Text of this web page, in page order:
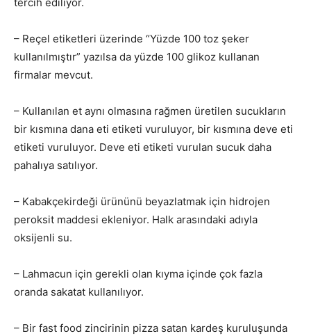
– Reçel etiketleri üzerinde “Yüzde 100 toz şeker
kullanılmıştır” yazılsa da yüzde 100 glikoz kullanan
firmalar mevcut.
– Kullanılan et aynı olmasına rağmen üretilen sucukların
bir kısmına dana eti etiketi vuruluyor, bir kısmına deve eti
etiketi vuruluyor. Deve eti etiketi vurulan sucuk daha
pahalıya satılıyor.
– Kabakçekirdeği ürününü beyazlatmak için hidrojen
peroksit maddesi ekleniyor. Halk arasındaki adıyla
oksijenli su.
– Lahmacun için gerekli olan kıyma içinde çok fazla
oranda sakatat kullanılıyor.
– Bir fast food zincirinin pizza satan kardeş kuruluşunda